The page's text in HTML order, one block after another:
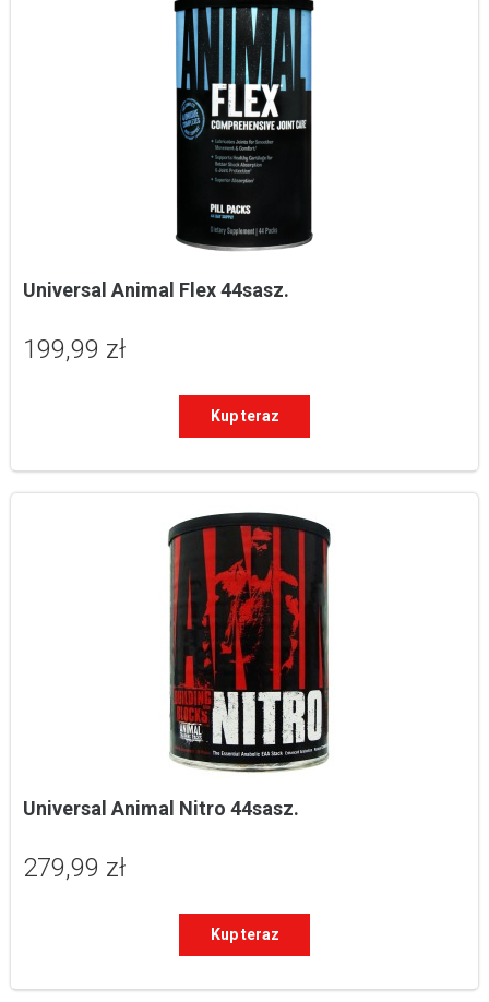
Universal Animal Flex 44sasz.
199,99 zł
Kup teraz
Universal Animal Nitro 44sasz.
279,99 zł
Kup teraz